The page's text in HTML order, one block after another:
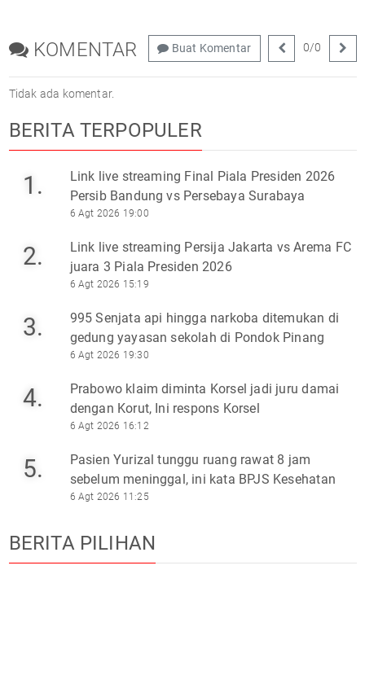
KOMENTAR Buat Komentar 0/0
Tidak ada komentar.
BERITA TERPOPULER
1.
Link live streaming Final Piala Presiden 2026
Persib Bandung vs Persebaya Surabaya
6 Agt 2026 19:00
2.
Link live streaming Persija Jakarta vs Arema FC
juara 3 Piala Presiden 2026
6 Agt 2026 15:19
3.
995 Senjata api hingga narkoba ditemukan di
gedung yayasan sekolah di Pondok Pinang
6 Agt 2026 19:30
4.
Prabowo klaim diminta Korsel jadi juru damai
dengan Korut, Ini respons Korsel
6 Agt 2026 16:12
5.
Pasien Yurizal tunggu ruang rawat 8 jam
sebelum meninggal, ini kata BPJS Kesehatan
6 Agt 2026 11:25
BERITA PILIHAN